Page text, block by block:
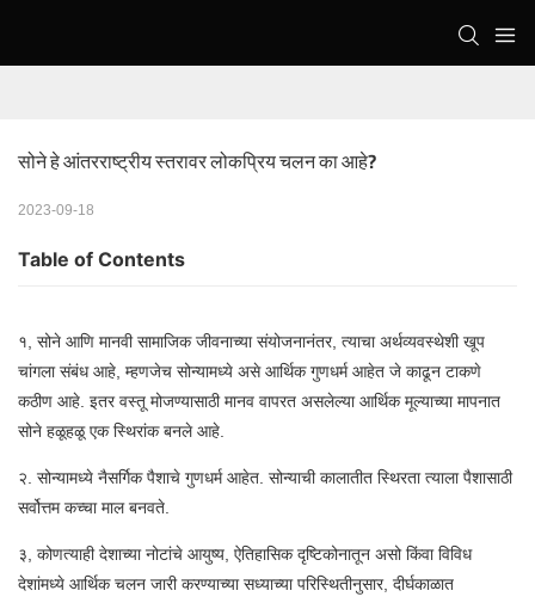
सोने हे आंतरराष्ट्रीय स्तरावर लोकप्रिय चलन का आहे?
2023-09-18
Table of Contents
१, सोने आणि मानवी सामाजिक जीवनाच्या संयोजनानंतर, त्याचा अर्थव्यवस्थेशी खूप
चांगला संबंध आहे, म्हणजेच सोन्यामध्ये असे आर्थिक गुणधर्म आहेत जे काढून टाकणे
कठीण आहे. इतर वस्तू मोजण्यासाठी मानव वापरत असलेल्या आर्थिक मूल्याच्या मापनात
सोने हळूहळू एक स्थिरांक बनले आहे.
२. सोन्यामध्ये नैसर्गिक पैशाचे गुणधर्म आहेत. सोन्याची कालातीत स्थिरता त्याला पैशासाठी
सर्वोत्तम कच्चा माल बनवते.
३, कोणत्याही देशाच्या नोटांचे आयुष्य, ऐतिहासिक दृष्टिकोनातून असो किंवा विविध
देशांमध्ये आर्थिक चलन जारी करण्याच्या सध्याच्या परिस्थितीनुसार, दीर्घकाळात